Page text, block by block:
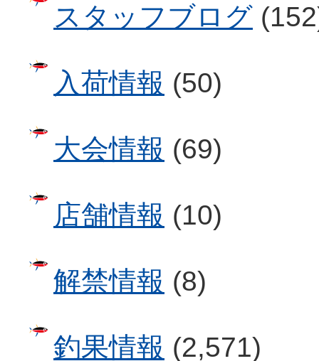
スタッフブログ
入荷情報 (50)
大会情報 (69)
店舗情報 (10)
解禁情報 (8)
釣果情報 (2,571)